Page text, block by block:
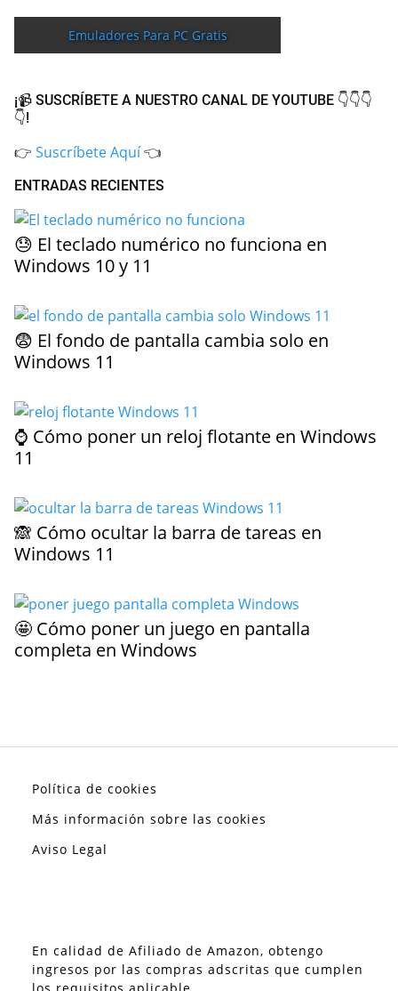
Emuladores Para PC Gratis
¡📹 SUSCRÍBETE A NUESTRO CANAL DE YOUTUBE 👇👇👇
👇!
👉 Suscríbete Aquí👈
ENTRADAS RECIENTES
😓 El teclado numérico no funciona en
Windows 10 y 11
😨 El fondo de pantalla cambia solo en
Windows 11
⌚ Cómo poner un reloj flotante en Windows
11
🙈 Cómo ocultar la barra de tareas en
Windows 11
🤩 Cómo poner un juego en pantalla
completa en Windows
Política de cookies
Más información sobre las cookies
Aviso Legal
En calidad de Afiliado de Amazon, obtengo
ingresos por las compras adscritas que cumplen